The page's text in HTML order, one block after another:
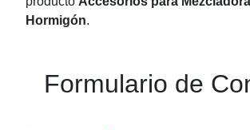
Hormigón.
Formulario de